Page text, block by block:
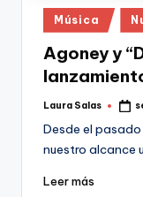
Publicado
en
Música
Agoney y
Publicado
Laura Salas
Desde el
nuestro alcance
Leer más